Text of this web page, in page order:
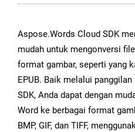
Aspose.Words Cloud SDK
mudah untuk mengonversi
format gambar, seperti yang
EPUB. Baik melalui
SDK, Anda dapat dengan
Word ke berbagai format
BMP, GIF, dan TIFF,